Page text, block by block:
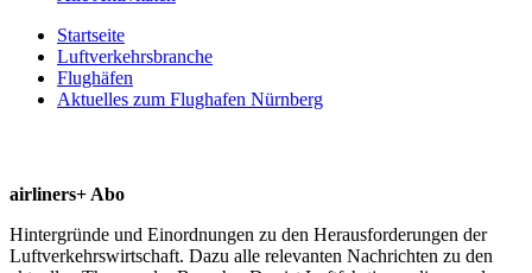
Startseite
Luftverkehrsbranche
Flughäfen
Aktuelles zum Flughafen Nürnberg
airliners+ Abo
Hintergründe und Einordnungen zu den Herausforderungen der
Luftverkehrswirtschaft. Dazu alle relevanten Nachrichten zu den